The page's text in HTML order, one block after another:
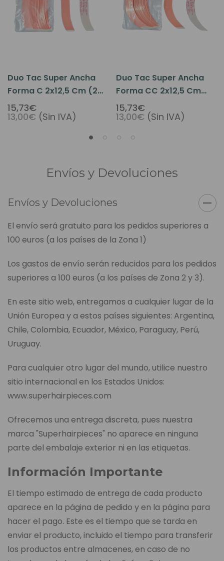
Duo Tac Super Ancha
Forma C 2x12,5 Cm (24
Uds/bolsa)
15,73€
13,00€ (Sin IVA)
Duo Tac Super Ancha
Forma CC 2x12,5 Cm
(24 Uds/bolsa)
15,73€
13,00€ (Sin IVA)
Envíos y Devoluciones
Envíos y Devoluciones
El envío será gratuito para los pedidos superiores a
100 euros (a los países de la Zona 1)
Los gastos de envío serán reducidos para los pedidos
superiores a 100 euros (a los países de Zona 2 y 3).
En este sitio web, entregamos a cualquier lugar de la
Unión Europea y a estos países siguientes: Argentina,
Chile, Colombia, Ecuador, México, Paraguay, Perú,
Uruguay.
Para cualquier otro lugar del mundo, utilice nuestro
sitio internacional en los Estados Unidos:
www.superhairpieces.com
Ofrecemos una entrega discreta, pues nuestra
marca "Superhairpieces" no aparece en ninguna
parte del embalaje exterior ni en las etiquetas.
Información Importante
El tiempo estimado de entrega de cada producto
aparece en la página de pedido y en la página para
hacer el pago. Este es el tiempo que se tarda en
enviar el producto, incluido el tiempo para transferir
los productos entre almacenes, en caso de no